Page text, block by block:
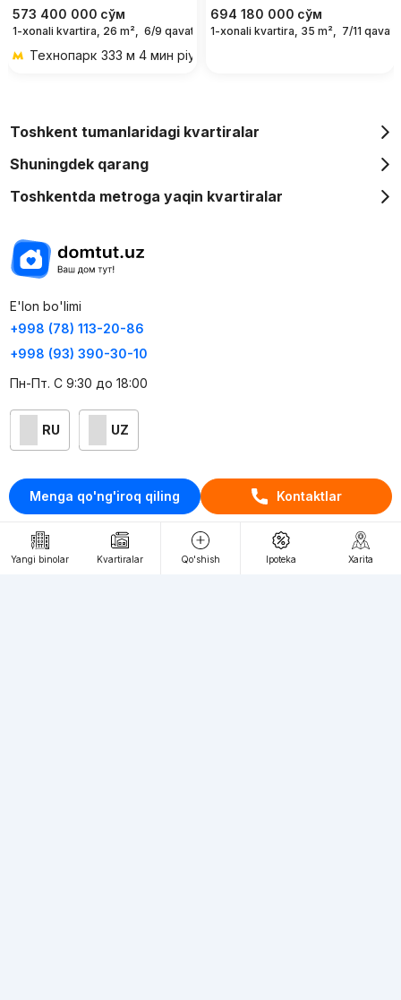
Menga qo'ng'iroq qiling Kontaktlar
573 400 000 сўм
1-xonali kvartira, 26 m², 6/9 qavat
Технопарк 333 м 4 мин piyoda
694 180 000 сўм
1-xonali kvartira, 35 m², 7/11 qavat
Yangi binolar Kvartiralar Qo'shish Ipoteka Xarita
Toshkent tumanlaridagi kvartiralar
Shuningdek qarang
Toshkentda metroga yaqin kvartiralar
E'lon bo'limi
+998 (78) 113-20-86
+998 (93) 390-30-10
Пн-Пт. С 9:30 до 18:00
RU UZ
Kontaktlar
loyiha haqida
Webnow © loyihasi